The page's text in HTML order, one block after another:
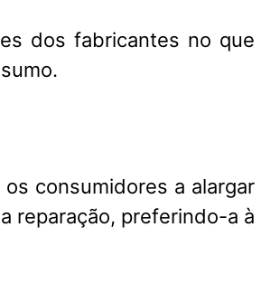
dos fabricantes no que
consumidores a alargar
reparação, preferindo-a à